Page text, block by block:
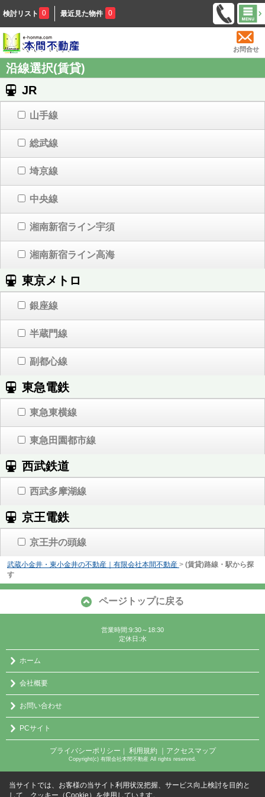
検討リスト 0 最近見た物件 0
お問合せ
沿線選択(賃貸)
JR
山手線
総武線
埼京線
中央線
湘南新宿ライン宇須
湘南新宿ライン高海
東京メトロ
銀座線
半蔵門線
副都心線
東急電鉄
東急東横線
東急田園都市線
西武鉄道
西武多摩湖線
京王電鉄
京王井の頭線
武蔵小金井・東小金井の不動産｜有限会社本間不動産 > (賃貸)路線・駅から探
す
ページトップに戻る
営業時間:9:30～18:30
定休日:水
ホーム
会社概要
お問い合わせ
PCサイト
プライバシーポリシー ｜ 利用規約 ｜アクセスマップ
Copyright(c) 有限会社本間不動産 All rights reserved.
当サイトでは、お客様の当サイト利用状況把握、サービス向上検討を目的と
して、クッキー（Cookie）を使用しています。